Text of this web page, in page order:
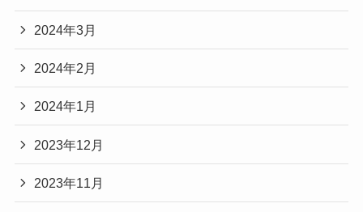
2024年3月
2024年2月
2024年1月
2023年12月
2023年11月